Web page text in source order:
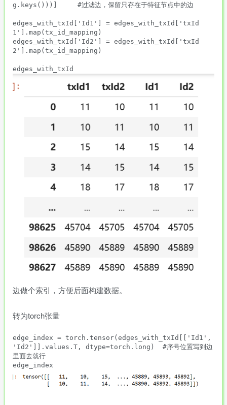
g.keys()))]     #过滤边，保留只存在于特征节点中的边
edges_with_txId['Id1'] = edges_with_txId['txId
1'].map(tx_id_mapping)
edges_with_txId['Id2'] = edges_with_txId['txId
2'].map(tx_id_mapping)
边做个索引，方便后面构建数据。
转为torch张量
edge_index = torch.tensor(edges_with_txId[['Id1',
'Id2']].values.T, dtype=torch.long)  #序号位置写到边
里面去就行